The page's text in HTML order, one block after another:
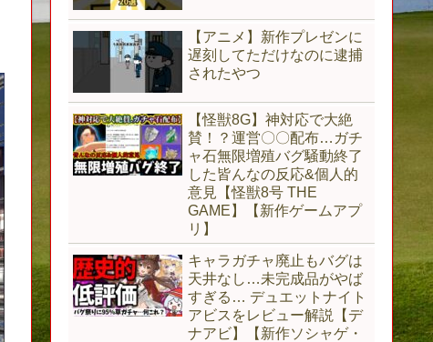
【アニメ】新作プレゼンに
遅刻してただけなのに逮捕
されたやつ
【怪獣8G】神対応で大絶
賛！？運営〇〇配布…ガチ
ャ石無限増殖バグ騒動終了
した皆んなの反応&個人的
意見【怪獣8号 THE
GAME】【新作ゲームアプ
リ】
キャラガチャ廃止もバグは
天井なし…未完成品がやば
すぎる… デュエットナイト
アビスをレビュー解説【デ
ナアビ】【新作ソシャゲ・